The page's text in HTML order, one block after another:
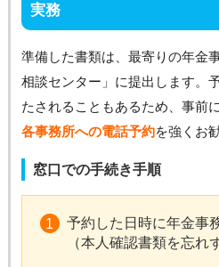
実務
準備した書類は、最寄りの年金
相談センター」に提出します。
たされることもあるため、事前に
各事務所への電話予約を強くお
窓口での手続き手順
予約した日時に年金事
（本人確認書類を忘れ